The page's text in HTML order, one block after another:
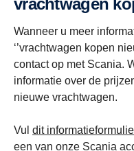
vrachtwagen
Wanneer u meer
‘’vrachtwagen kopen
contact op met Scania.
informatie over de
nieuwe vrachtwagen.
Vul dit
een van onze Scania